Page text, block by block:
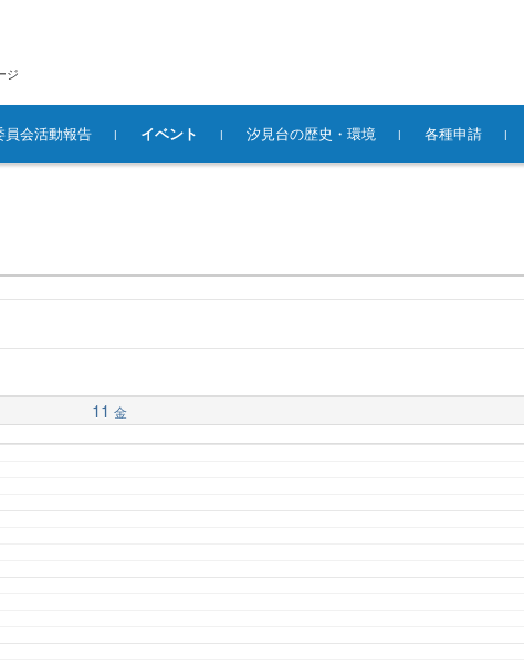
ジ
員会活動報告 イベント 汐見台の歴史・環境 各種申請
11 金